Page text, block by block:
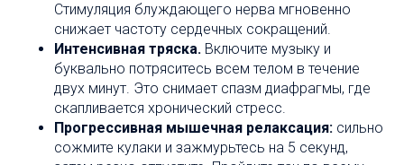
Стимуляция блуждающего нерва мгновенно
снижает частоту сердечных сокращений.
Интенсивная тряска. Включите музыку и
буквально потряситесь всем телом в течение
двух минут. Это снимает спазм диафрагмы, где
скапливается хронический стресс.
Прогрессивная мышечная релаксация: сильно
сожмите кулаки и зажмурьтесь на 5 секунд,